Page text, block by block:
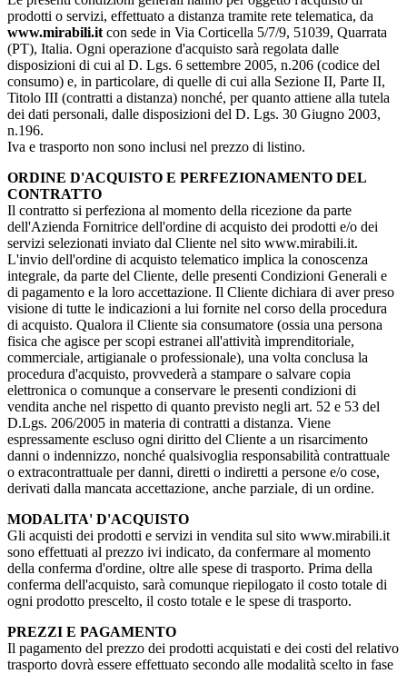
prodotti o servizi, effettuato a distanza tramite rete telematica, da
www.mirabili.it con sede in Via Corticella 5/7/9, 51039, Quarrata
(PT), Italia. Ogni operazione d'acquisto sarà regolata dalle
disposizioni di cui al D. Lgs. 6 settembre 2005, n.206 (codice del
consumo) e, in particolare, di quelle di cui alla Sezione II, Parte II,
Titolo III (contratti a distanza) nonché, per quanto attiene alla tutela
dei dati personali, dalle disposizioni del D. Lgs. 30 Giugno 2003,
n.196.
Iva e trasporto non sono inclusi nel prezzo di listino.
ORDINE D'ACQUISTO E PERFEZIONAMENTO DEL
CONTRATTO
Il contratto si perfeziona al momento della ricezione da parte
dell'Azienda Fornitrice dell'ordine di acquisto dei prodotti e/o dei
servizi selezionati inviato dal Cliente nel sito www.mirabili.it.
L'invio dell'ordine di acquisto telematico implica la conoscenza
integrale, da parte del Cliente, delle presenti Condizioni Generali e
di pagamento e la loro accettazione. Il Cliente dichiara di aver preso
visione di tutte le indicazioni a lui fornite nel corso della procedura
di acquisto. Qualora il Cliente sia consumatore (ossia una persona
fisica che agisce per scopi estranei all'attività imprenditoriale,
commerciale, artigianale o professionale), una volta conclusa la
procedura d'acquisto, provvederà a stampare o salvare copia
elettronica o comunque a conservare le presenti condizioni di
vendita anche nel rispetto di quanto previsto negli art. 52 e 53 del
D.Lgs. 206/2005 in materia di contratti a distanza. Viene
espressamente escluso ogni diritto del Cliente a un risarcimento
danni o indennizzo, nonché qualsivoglia responsabilità contrattuale
o extracontrattuale per danni, diretti o indiretti a persone e/o cose,
derivati dalla mancata accettazione, anche parziale, di un ordine.
MODALITA' D'ACQUISTO
Gli acquisti dei prodotti e servizi in vendita sul sito www.mirabili.it
sono effettuati al prezzo ivi indicato, da confermare al momento
della conferma d'ordine, oltre alle spese di trasporto. Prima della
conferma dell'acquisto, sarà comunque riepilogato il costo totale di
ogni prodotto prescelto, il costo totale e le spese di trasporto.
PREZZI E PAGAMENTO
Il pagamento del prezzo dei prodotti acquistati e dei costi del relativo
trasporto dovrà essere effettuato secondo alle modalità scelto in fase